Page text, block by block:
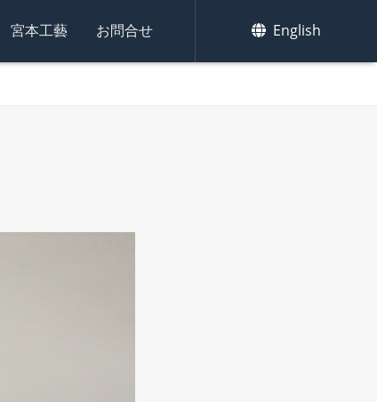
宮本工藝 お問合せ English